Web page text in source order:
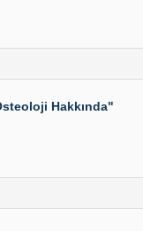
Hakkında"